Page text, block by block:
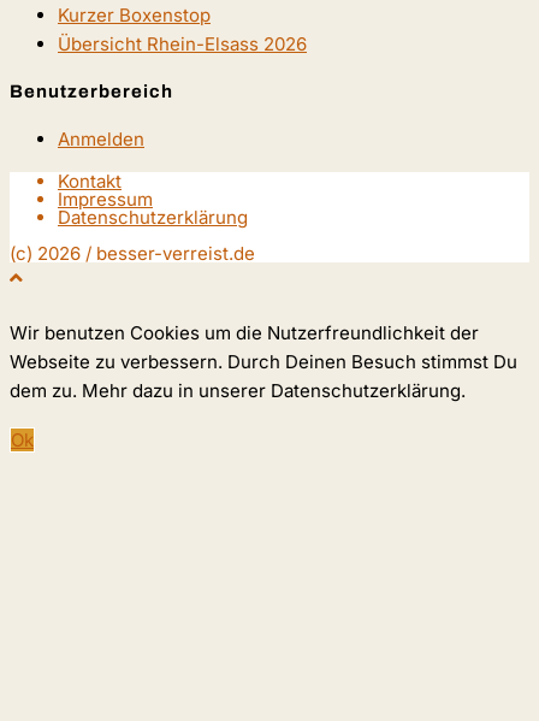
Kurzer Boxenstop
Übersicht Rhein-Elsass 2026
Benutzerbereich
Anmelden
Kontakt
Impressum
Datenschutzerklärung
(c) 2026 / besser-verreist.de
Wir benutzen Cookies um die Nutzerfreundlichkeit der
Webseite zu verbessern. Durch Deinen Besuch stimmst Du
dem zu. Mehr dazu in unserer Datenschutzerklärung.
Ok